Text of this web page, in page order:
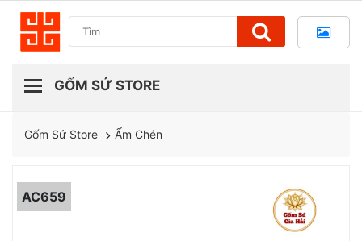
Gốm Sứ Store Ấm Chén
AC659